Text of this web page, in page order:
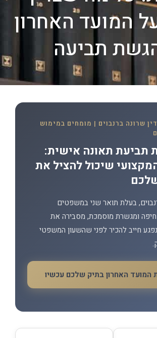
המועד האחרון
תביעה
שרונה ברנבוים | מומחים במימוש
תביעת תאונה אישית:
שיכול להציל את
בעלת תואר שני במשפטים
חיפה ומגשרת מוסמכת, מסבירה את
חייב להכיר לפני שהשעון המשפטי
המועד האחרון בתיק שלכם עכשיו